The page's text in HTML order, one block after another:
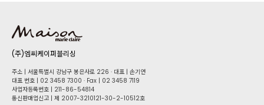
(주)엠씨케이퍼블리싱
주소 | 서울특별시 강남구 봉은사로 226 · 대표 | 손기연
대표 번호 | 02 34​58 7300 · Fax | 02 34​58 7119
사업자등록번호 | 211-86-5​4814
통신판매업신고 | 제 2007-3210121-30-2-10512호